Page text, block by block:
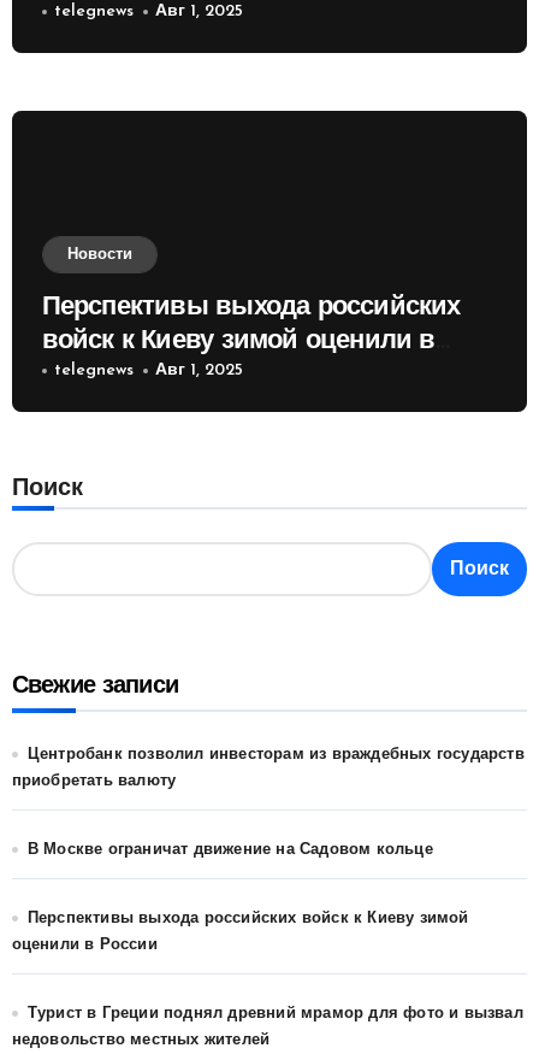
telegnews Авг 1, 2025
Новости
Перспективы выхода российских
войск к Киеву зимой оценили в
России
telegnews Авг 1, 2025
Поиск
Поиск
Свежие записи
Центробанк позволил инвесторам из враждебных государств
приобретать валюту
В Москве ограничат движение на Садовом кольце
Перспективы выхода российских войск к Киеву зимой
оценили в России
Турист в Греции поднял древний мрамор для фото и вызвал
недовольство местных жителей